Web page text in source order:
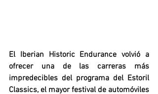
El Iberian Historic Endurance volvió a
ofrecer una de las carreras más
impredecibles del programa del Estoril
Classics, el mayor festival de automóviles